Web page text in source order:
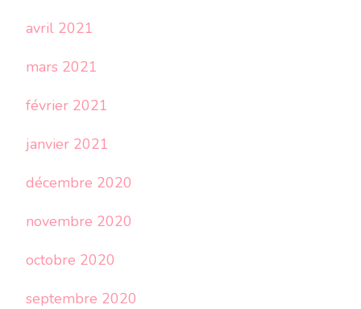
avril 2021
mars 2021
février 2021
janvier 2021
décembre 2020
novembre 2020
octobre 2020
septembre 2020